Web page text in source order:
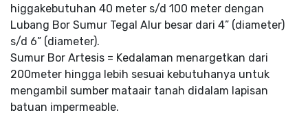
higgakebutuhan 40 meter s/d 100 meter dengan
Lubang Bor Sumur Tegal Alur besar dari 4” (diameter)
s/d 6” (diameter).
Sumur Bor Artesis = Kedalaman menargetkan dari
200meter hingga lebih sesuai kebutuhanya untuk
mengambil sumber mataair tanah didalam lapisan
batuan impermeable.